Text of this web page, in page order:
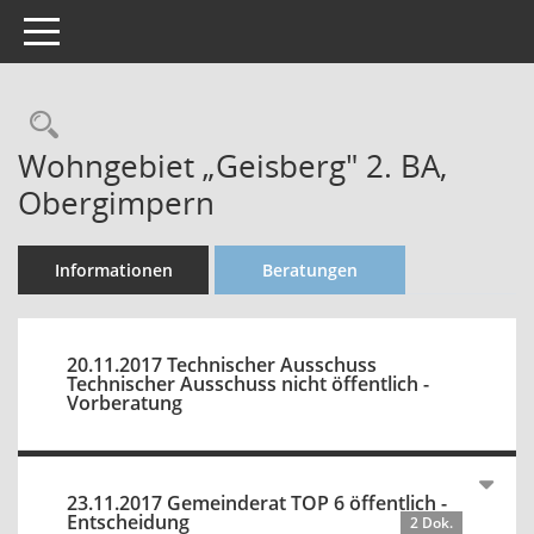
Toggle navigation
Rechercheauswahl
Wohngebiet „Geisberg" 2. BA,
Obergimpern
Informationen Beratungen
20.11.2017 Technischer Ausschuss
Technischer Ausschuss nicht öffentlich -
Vorberatung
23.11.2017 Gemeinderat TOP 6 öffentlich -
Entscheidung 2 Dok.